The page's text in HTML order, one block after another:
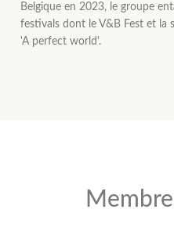
Belgique en 2023, le groupe
festivals dont le V&B Fest et la
'A perfect world'.